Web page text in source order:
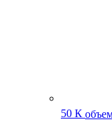
50 К